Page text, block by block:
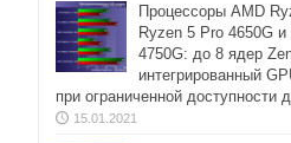
Процессоры AMD
Ryzen 5 Pro 4650G
4750G: до 8 ядер
интегрированный
при ограниченной доступности
15.01.2021